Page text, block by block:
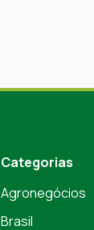
Categorias
Agronegócios
Brasil